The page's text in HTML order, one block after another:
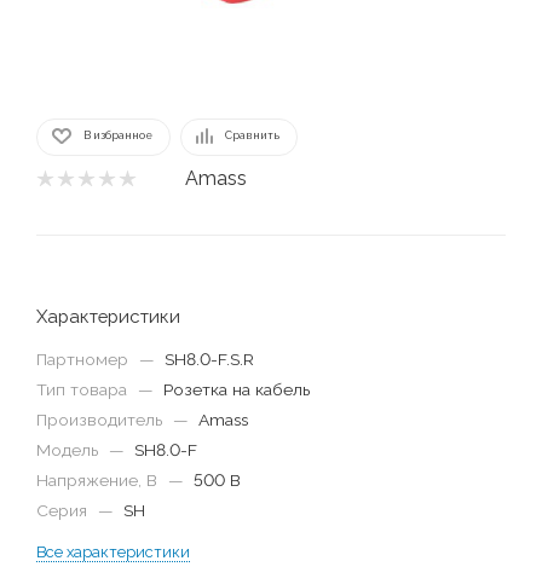
В избранное Сравнить
Amass
Характеристики
Партномер — SH8.0-F.S.R
Тип товара
—
Розетка на кабель
Производитель
— Amass
Модель
— SH8.0-F
Напряжение, В
— 500 В
Серия
— SH
Все характеристики